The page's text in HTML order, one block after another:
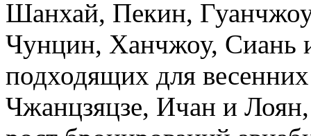
Шанхай, Пекин,
Чунцин, Ханчжоу, Сиань
подходящих для
Чжанцзяцзе, Ичан и